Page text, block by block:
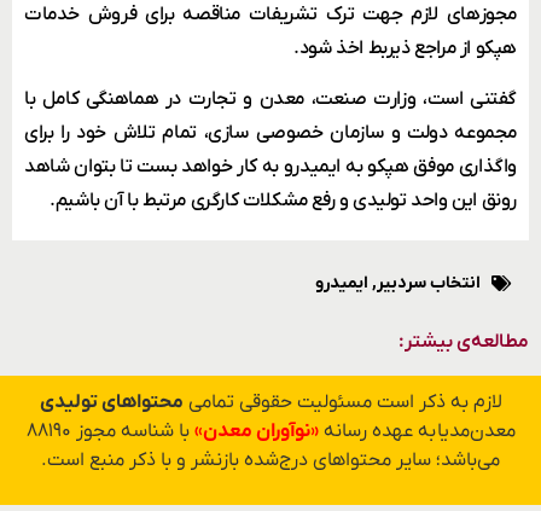
مجوزهای لازم جهت ترک تشریفات مناقصه برای فروش خدمات
هپکو از مراجع ذیربط اخذ شود.
گفتنی است، وزارت صنعت، معدن و تجارت در هماهنگی کامل با
مجموعه دولت و سازمان خصوصی سازی، تمام تلاش خود را برای
واگذاری موفق هپکو به ایمیدرو به کار خواهد بست تا بتوان شاهد
رونق این واحد تولیدی و رفع مشکلات کارگری مرتبط با آن باشیم.
انتخاب سردبیر, ایمیدرو
مطالعه‌ی بیشتر:
لازم به ذکر است مسئولیت حقوقی تمامی محتواهای تولیدی
معدن‌مدیا به عهده رسانه«نوآوران معدن»
با شناسه مجوز ۸۸۱۹۰
می‌باشد؛ سایر محتواهای درج‌شده بازنشر و با ذکر منبع است.